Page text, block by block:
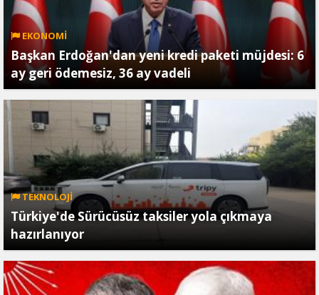
EKONOMİ
Başkan Erdoğan'dan yeni kredi paketi müjdesi: 6
ay geri ödemesiz, 36 ay vadeli
TEKNOLOJİ
Türkiye'de Sürücüsüz taksiler yola çıkmaya
hazırlanıyor